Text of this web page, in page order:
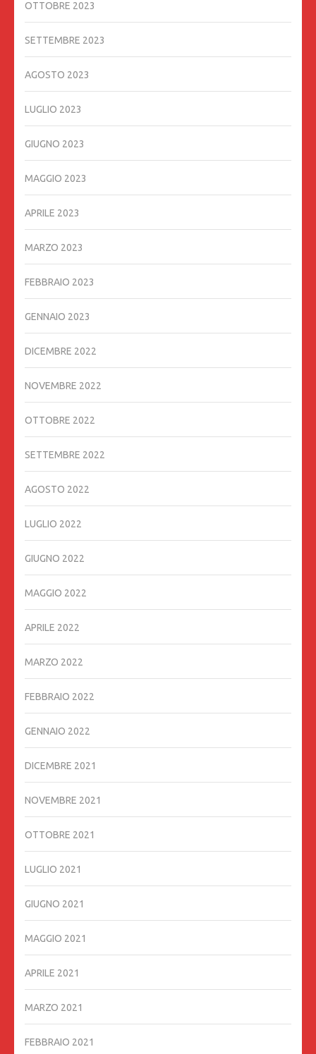
OTTOBRE 2023
SETTEMBRE 2023
AGOSTO 2023
LUGLIO 2023
GIUGNO 2023
MAGGIO 2023
APRILE 2023
MARZO 2023
FEBBRAIO 2023
GENNAIO 2023
DICEMBRE 2022
NOVEMBRE 2022
OTTOBRE 2022
SETTEMBRE 2022
AGOSTO 2022
LUGLIO 2022
GIUGNO 2022
MAGGIO 2022
APRILE 2022
MARZO 2022
FEBBRAIO 2022
GENNAIO 2022
DICEMBRE 2021
NOVEMBRE 2021
OTTOBRE 2021
LUGLIO 2021
GIUGNO 2021
MAGGIO 2021
APRILE 2021
MARZO 2021
FEBBRAIO 2021